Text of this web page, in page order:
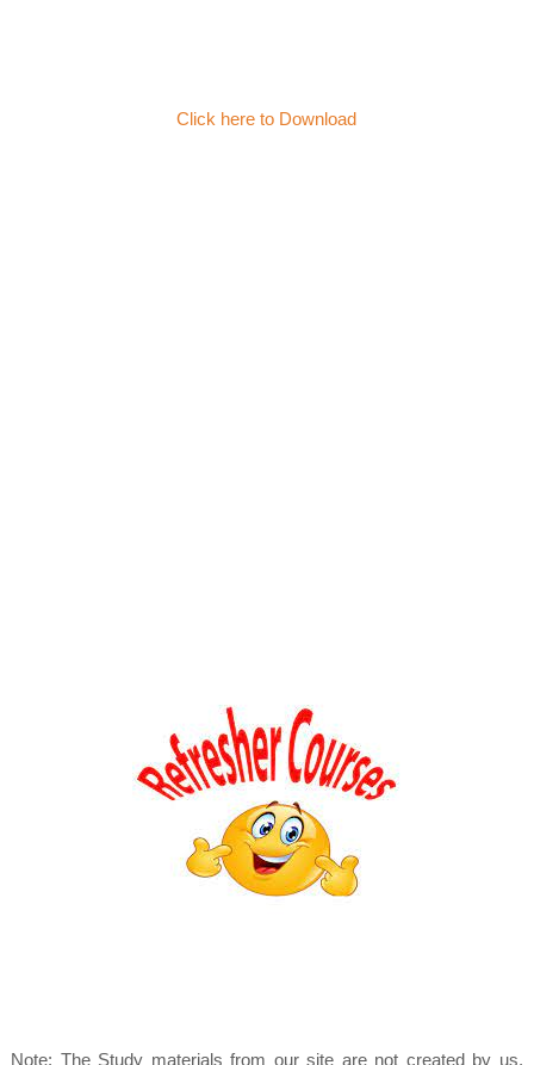
Click here to Download
Note: The Study materials from our site are not created by us.